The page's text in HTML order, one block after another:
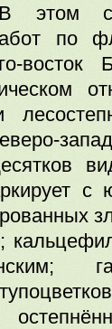
этом
по
восток
с